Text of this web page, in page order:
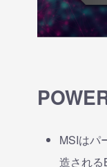
MSIはパ
造される